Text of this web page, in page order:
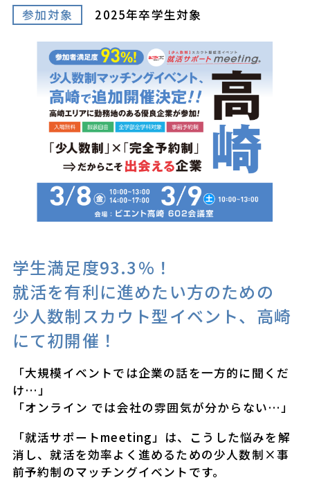
参加対象
2025年卒学生対象
学生満足度93.3％！
就活を有利に進めたい方のための
少人数制スカウト型イベント、高崎
にて初開催！
「大規模イベントでは企業の話を一方的に聞くだ
け…」
「オンライン では会社の雰囲気が分からない…」
「就活サポートmeeting」は、こうした悩みを解
消し、就活を効率よく進めるための少人数制×事
前予約制のマッチングイベントです。